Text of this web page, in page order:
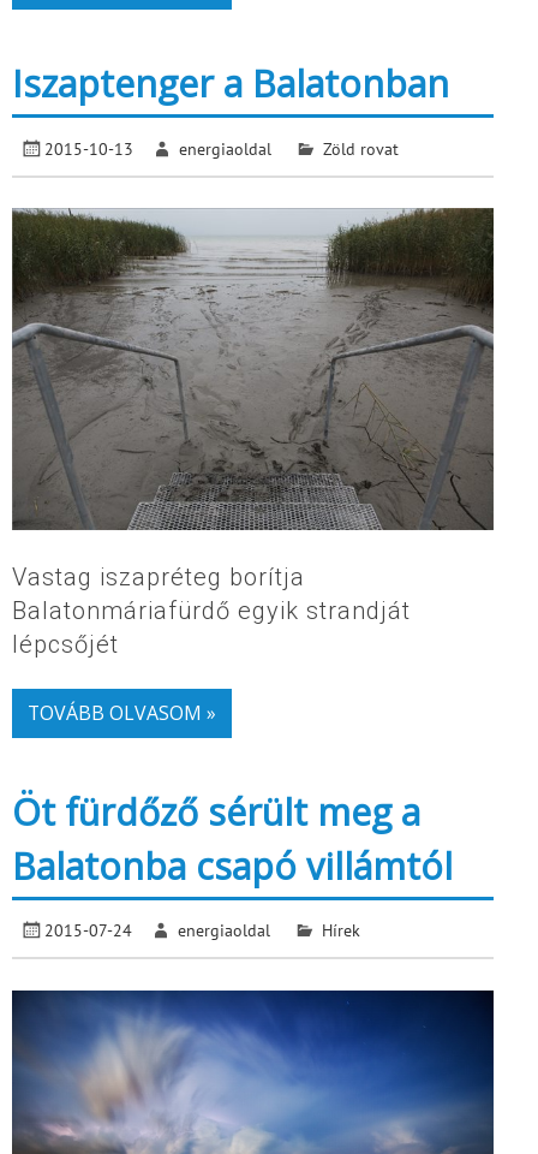
Iszaptenger a Balatonban
2015-10-13 energiaoldal Zöld rovat
Vastag iszapréteg borítja
Balatonmáriafürdő egyik strandját
lépcsőjét
TOVÁBB OLVASOM »
Öt fürdőző sérült meg a
Balatonba csapó villámtól
2015-07-24 energiaoldal Hírek